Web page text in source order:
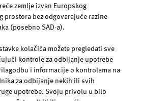
@janawater
jana-water
zemlje izvan Europskog
prostora bez odgovarajuće razine
(posebno SAD-a).
kolačića možete pregledati sve
kontrole za odbijanje upotrebe
i informacije o kontrolama na
za odbijanje nekih ili svih
upotrebe. Svoju privolu u bilo